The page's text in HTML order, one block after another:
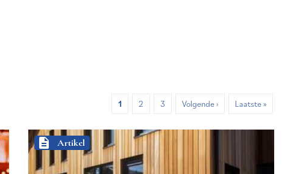
Huidige
1 Page
2 Page
3
Volgende
Volgende ›
Laatste
Laatste »
description Artikel